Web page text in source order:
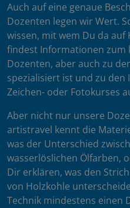
Auch auf eine genaue
Dozenten legen wir Wert.
wissen, mit wem Du da auf
findest Informationen zum
Dozenten, aber auch zu
spezialisiert ist und zu den
Zeichen- oder Fotokurses
Aber nicht nur unsere
artistravel kennt die
was der Unterschied
wasserlöslichen Ölfarben,
Dir erklären, was den
von Holzkohle
Technik mindestens einen